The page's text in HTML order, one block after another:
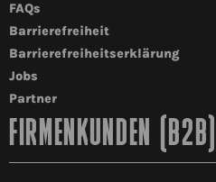
FAQs
Barrierefreiheit
Barrierefreiheitserklärung
Jobs
Partner
FIRMENKUNDEN (B2B)